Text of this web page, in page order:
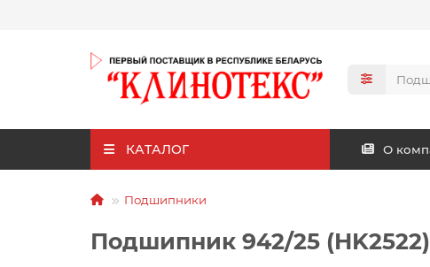
КАТАЛОГ О
Подшипники
Подшипник 942/25 (HK2522)